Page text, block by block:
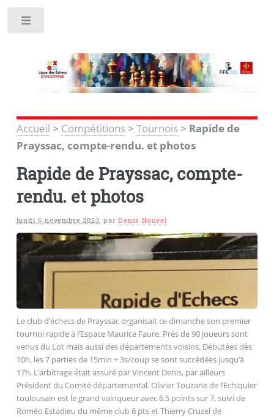
Accueil > Compétitions> Tournois> Rapide de
Prayssac, compte-rendu. et photos
Rapide de Prayssac, compte-
rendu. et photos
lundi 6 novembre 2023,parDenis Nouvel
Le club d’échecs de Prayssac organisait ce dimanche son premier
tournoi rapide à l’Espace Maurice Faure. Près de 90 joueurs sont
venus du Lot mais aussi des départements voisins. Débutées dès
10h, les 7 parties de 15min + 3s/coup se sont succédées jusqu’à
17h. L’arbitrage était assuré par Vincent Denis, par ailleurs
Président du Comité départemental. Olivier Touzane de l’Echiquier
toulousain est le grand vainqueur avec 6.5 points sur 7, suivi de
Roméo Estadieu du même club 6 pts et Thierry Cruzel de